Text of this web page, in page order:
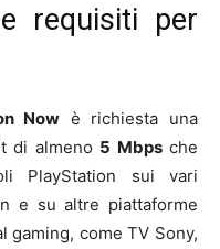
requisiti per
Now è richiesta una
di almeno 5 Mbpsche
PlayStation sui vari
e su altre piattaforme
gaming, come TV Sony,